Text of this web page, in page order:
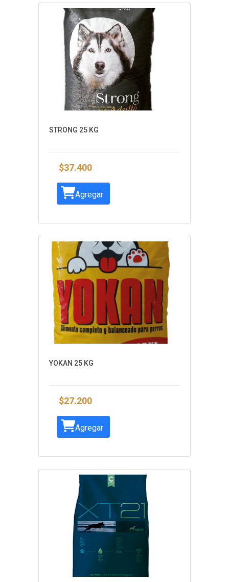
STRONG 25 KG
$37.400
Agregar
YOKAN 25 KG
$27.200
Agregar